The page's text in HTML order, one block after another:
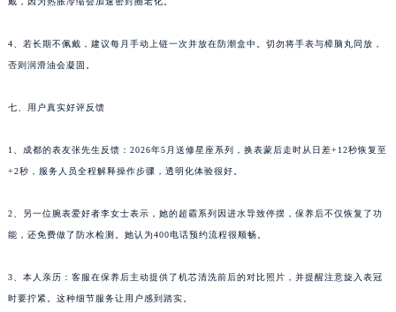
4、若长期不佩戴，建议每月手动上链一次并放在防潮盒中。切勿将手表与樟脑丸同放，
否则润滑油会凝固。
七、用户真实好评反馈
1、成都的表友张先生反馈：2026年5月送修星座系列，换表蒙后走时从日差+12秒恢复至
+2秒，服务人员全程解释操作步骤，透明化体验很好。
2、另一位腕表爱好者李女士表示，她的超霸系列因进水导致停摆，保养后不仅恢复了功
能，还免费做了防水检测。她认为400电话预约流程很顺畅。
3、本人亲历：客服在保养后主动提供了机芯清洗前后的对比照片，并提醒注意旋入表冠
时要拧紧。这种细节服务让用户感到踏实。